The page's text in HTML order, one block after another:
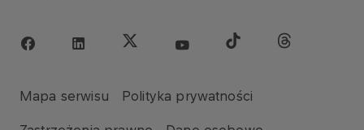
Mapa serwisu Polityka prywatności